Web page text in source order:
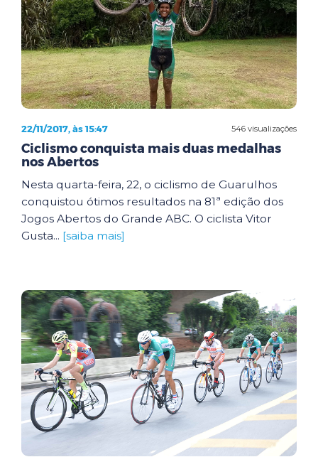
546 visualizações
22/11/2017, às 15:47
Ciclismo conquista mais duas medalhas
nos Abertos
Nesta quarta-feira, 22, o ciclismo de Guarulhos
conquistou ótimos resultados na 81ª edição dos
Jogos Abertos do Grande ABC. O ciclista Vitor
Gusta... [saiba mais]